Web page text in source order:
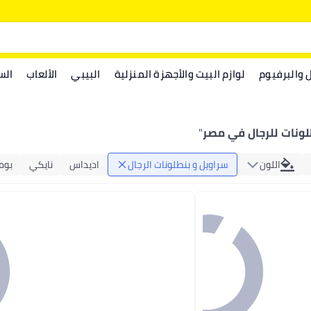
والبرفيوم لوازم البيت والأجهزة المنزلية البيبي الألعاب
للرجال في مصر"
اللون سراويل و بنطلونات الرجال اديداس نايكي